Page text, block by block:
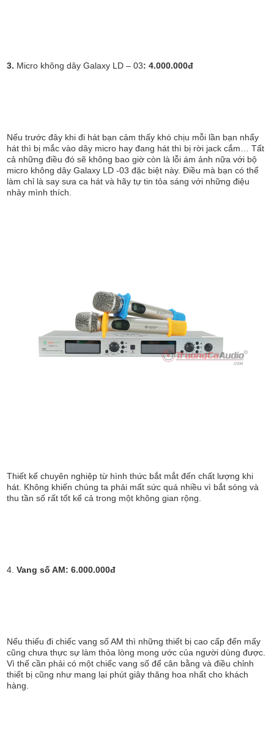
3. Micro không dây Galaxy LD – 03: 4.000.000đ
Nếu trước đây khi đi hát bạn cảm thấy khó chịu mỗi lần bạn nhẩy
hát thì bị mắc vào dây micro hay đang hát thì bị rời jack cắm… Tất
cả những điều đó sẽ không bao giờ còn là lỗi ám ảnh nữa với bộ
micro không dây Galaxy LD -03 đặc biệt này. Điều mà bạn có thể
làm chỉ là say sưa ca hát và hãy tự tin tỏa sáng với những điệu
nhảy mình thích.
Thiết kế chuyên nghiệp từ hình thức bắt mắt đến chất lượng khi
hát. Không khiến chúng ta phải mất sức quá nhiều vì bắt sóng và
thu tần số rất tốt kể cả trong một không gian rộng.
4. Vang số AM: 6.000.000đ
Nếu thiếu đi chiếc vang số AM thì những thiết bị cao cấp đến mấy
cũng chưa thực sự làm thỏa lòng mong ước của người dùng được.
Vì thế cần phải có một chiếc vang số để cân bằng và điều chỉnh
thiết bị cũng như mang lại phút giây thăng hoa nhất cho khách
hàng.